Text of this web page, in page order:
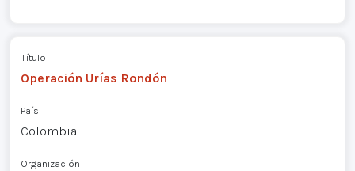
Título
Operación Urías Rondón
País
Colombia
Organización